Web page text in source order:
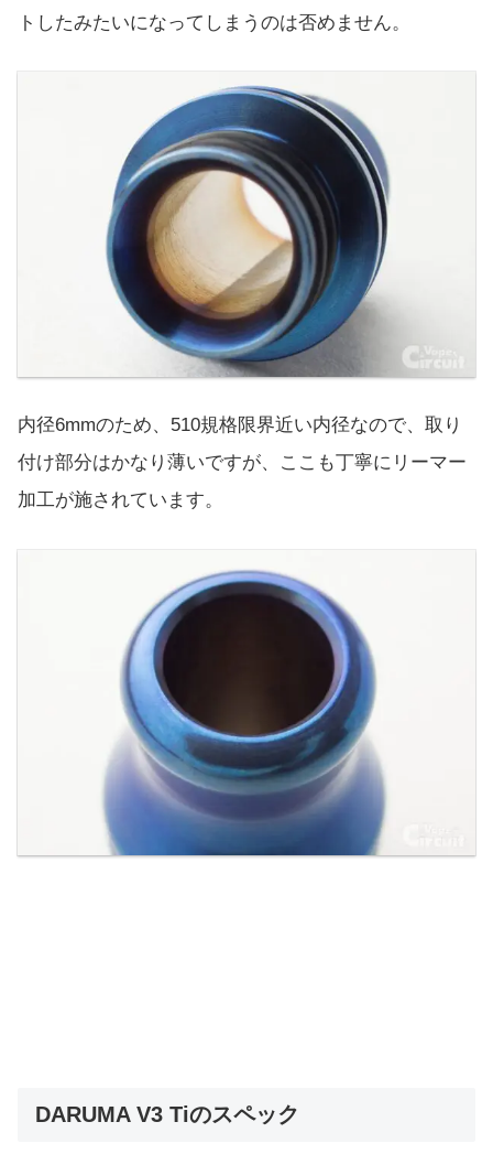
トしたみたいになってしまうのは否めません。
内径6mmのため、510規格限界近い内径なので、取り
付け部分はかなり薄いですが、ここも丁寧にリーマー
加工が施されています。
DARUMA V3 Tiのスペック